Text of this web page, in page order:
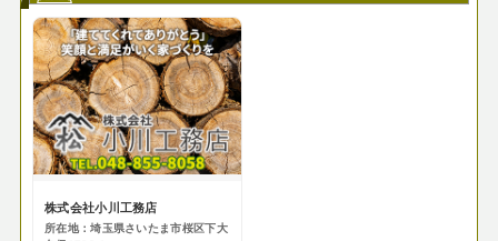
株式会社小川工務店
所在地：埼玉県さいたま市桜区下大